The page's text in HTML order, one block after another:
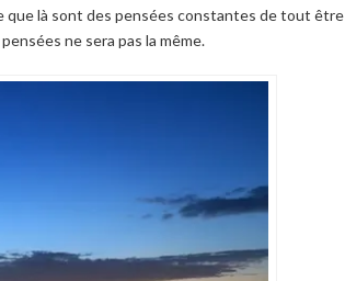
que là sont des pensées constantes de tout être
ne sera pas la même.